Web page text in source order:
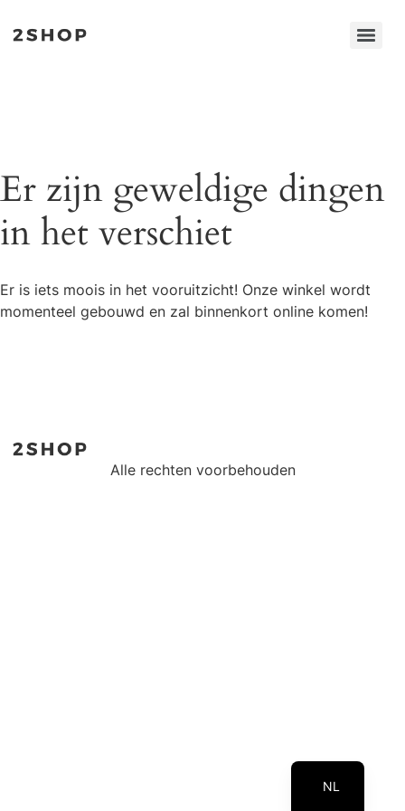
Er zijn geweldige dingen
in het verschiet
Er is iets moois in het vooruitzicht! Onze winkel wordt
momenteel gebouwd en zal binnenkort online komen!
Alle rechten voorbehouden
NL